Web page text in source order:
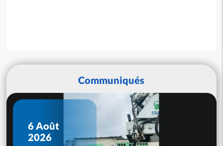
Communiqués
6 Août
2026